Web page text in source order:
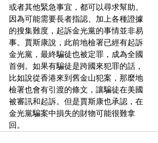
或者其他緊急事宜，都可以尋求幫助。
因為可能需要長者指認、加上各種證據
的搜集難度，起訴金光黨的事情並非易
事。賈斯康說，此前地檢署已經有起訴
金光黨，最終騙徒也被定罪，成為全國
首例。如果有騙徒是跨國來犯罪的話，
比如說從香港來到舊金山犯案，那麼地
檢署也會有引渡的條文，讓騙徒在美國
被審訊和起訴。但是賈斯康也承認，在
金光黨騙案中損失的財物可能很難拿
回。